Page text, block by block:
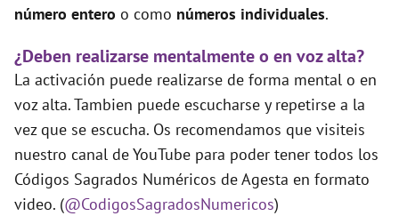
número entero o como números individuales.
¿Deben realizarse mentalmente o en voz alta?
La activación puede realizarse de forma mental o en
voz alta. Tambien puede escucharse y repetirse a la
vez que se escucha. Os recomendamos que visiteis
nuestro canal de YouTube para poder tener todos los
Códigos Sagrados Numéricos de Agesta en formato
video. (@CodigosSagradosNumericos)